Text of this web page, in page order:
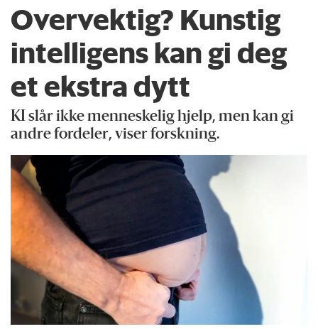
Overvektig? Kunstig
intelligens kan gi deg
et ekstra dytt
KI slår ikke menneskelig hjelp, men kan gi
andre fordeler, viser forskning.